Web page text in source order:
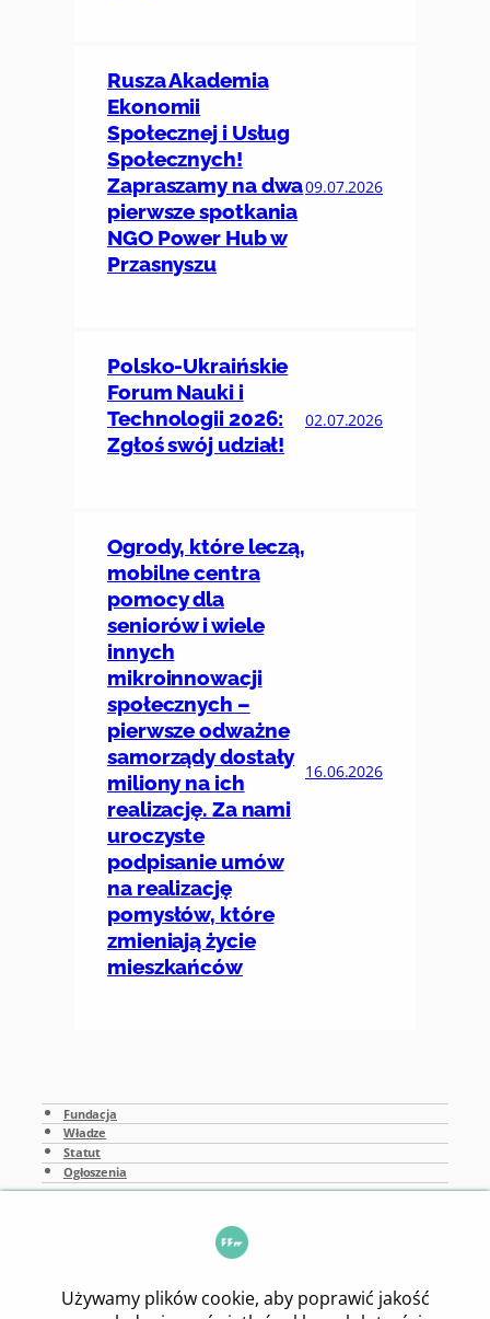
Rusza Akademia
Ekonomii
Społecznej i Usług
Społecznych!
Zapraszamy na dwa
pierwsze spotkania
NGO Power Hub w
Przasnyszu
09.07.2026
Polsko-Ukraińskie
Forum Nauki i
Technologii 2026:
Zgłoś swój udział!
02.07.2026
Ogrody, które leczą,
mobilne centra
pomocy dla
seniorów i wiele
innych
mikroinnowacji
społecznych –
pierwsze odważne
samorządy dostały
miliony na ich
realizację. Za nami
uroczyste
podpisanie umów
na realizację
pomysłów, które
zmieniają życie
mieszkańców
16.06.2026
Fundacja
Władze
Statut
Ogłoszenia
CoFund Sp. z o.o.